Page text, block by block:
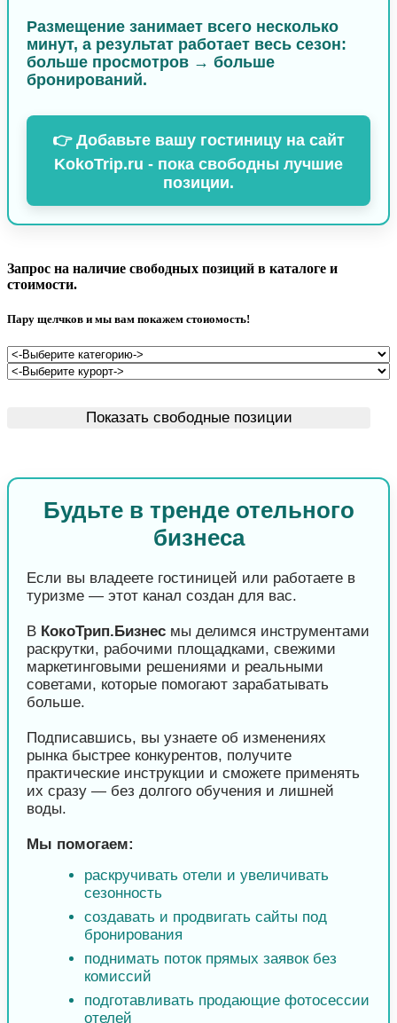
Размещение занимает всего несколько
минут, а результат работает весь сезон:
больше просмотров → больше
бронирований.
👉 Добавьте вашу гостиницу на сайт
KokoTrip.ru - пока свободны лучшие
позиции.
Запрос на наличие свободных позиций в каталоге и
стоимости.
Пару щелчков и мы вам покажем стоиомость!
Будьте в тренде отельного
бизнеса
Если вы владеете гостиницей или работаете в
туризме — этот канал создан для вас.
В КокоТрип.Бизнес мы делимся инструментами
раскрутки, рабочими площадками, свежими
маркетинговыми решениями и реальными
советами, которые помогают зарабатывать
больше.
Подписавшись, вы узнаете об изменениях
рынка быстрее конкурентов, получите
практические инструкции и сможете применять
их сразу — без долгого обучения и лишней
воды.
Мы помогаем:
раскручивать отели и увеличивать
сезонность
создавать и продвигать сайты под
бронирования
поднимать поток прямых заявок без
комиссий
подготавливать продающие фотосессии
отелей